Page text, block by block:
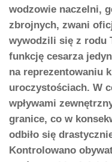
wodzowie naczelni,
zbrojnych, zwani
wywodzili się z rodu
funkcję cesarza
na reprezentowaniu
uroczystościach. W
wpływami
granice, co w
odbiło się
Kontrolowano